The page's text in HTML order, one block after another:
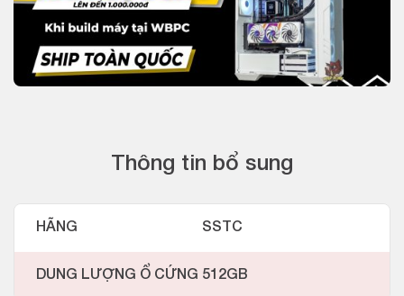
Thông tin bổ sung
HÃNG SSTC
DUNG LƯỢNG Ổ CỨNG 512GB